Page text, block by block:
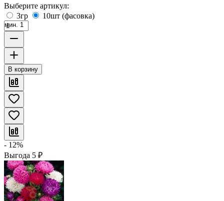
Выберите артикул:
3гр
10шт (фасовка)
мин. 1
В корзину
- 12%
Выгода 5 ₽